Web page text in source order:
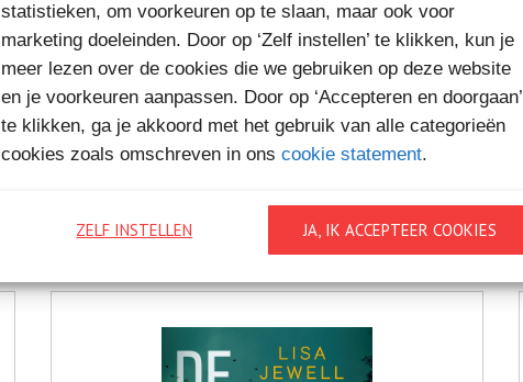
statistieken, om voorkeuren op te slaan, maar ook voor
marketing doeleinden. Door op ‘Zelf instellen’ te klikken, kun je
meer lezen over de cookies die we gebruiken op deze website
en je voorkeuren aanpassen. Door op ‘Accepteren en doorgaan’
te klikken, ga je akkoord met het gebruik van alle categorieën
cookies zoals omschreven in ons cookie statement.
JA, IK ACCEPTEER COOKIES
ZELF INSTELLEN
€12,